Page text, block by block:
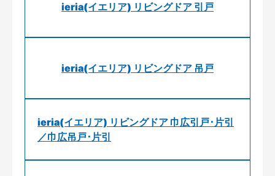
ieria(イエリア) リビングドア 引戸
ieria(イエリア) リビングドア 吊戸
ieria(イエリア) リビングドア 巾広引戸･片引
／巾広吊戸･片引